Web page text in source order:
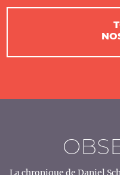
La chronique de Daniel